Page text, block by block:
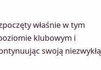
właśnie w tym
klubowym i
swoją niezwykłą